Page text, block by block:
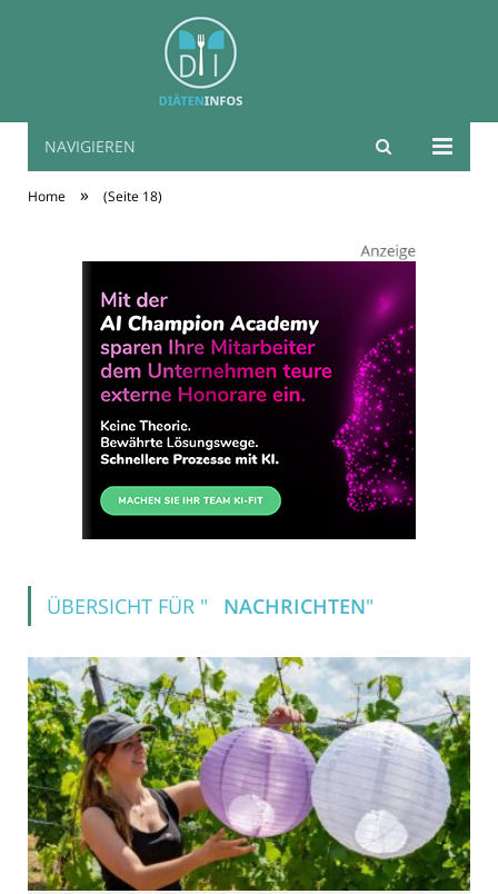
Diäten Infos
NAVIGIEREN
Home » (Seite 18)
ÜBERSICHT FÜR " NACHRICHTEN"